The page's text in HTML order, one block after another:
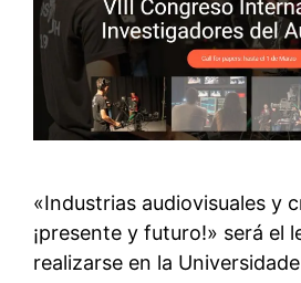
«Industrias audiovisuales y
¡presente y futuro!» será el
realizarse en la